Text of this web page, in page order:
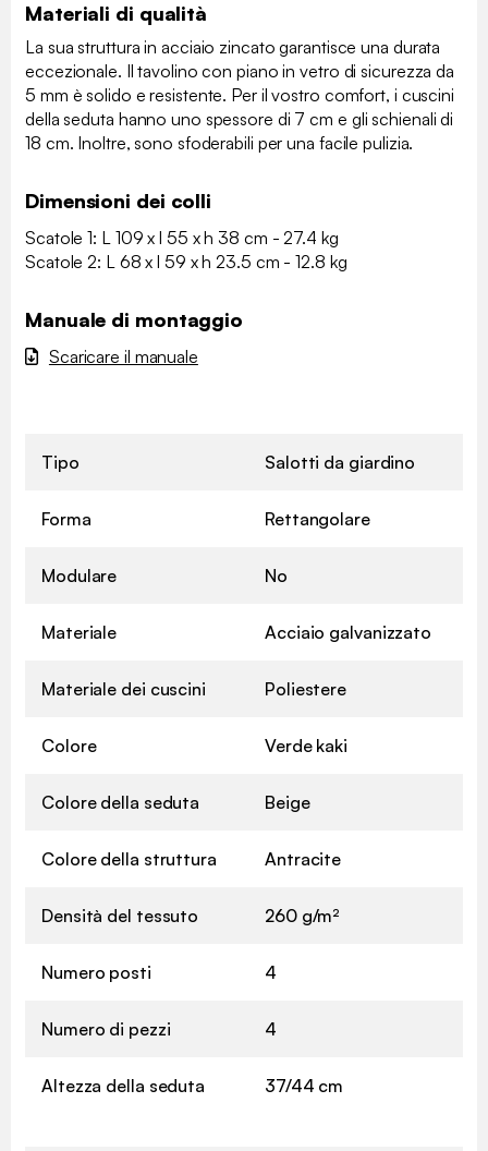
Materiali di qualità
La sua struttura in acciaio zincato garantisce una durata
eccezionale. Il tavolino con piano in vetro di sicurezza da
5 mm è solido e resistente. Per il vostro comfort, i cuscini
della seduta hanno uno spessore di 7 cm e gli schienali di
18 cm. Inoltre, sono sfoderabili per una facile pulizia.
Dimensioni dei colli
Scatole 1: L 109 x l 55 x h 38 cm - 27.4 kg
Scatole 2: L 68 x l 59 x h 23.5 cm - 12.8 kg
Manuale di montaggio
Scaricare il manuale
Tipo Salotti da giardino
Forma Rettangolare
Modulare No
Materiale Acciaio galvanizzato
Materiale dei cuscini Poliestere
Colore Verde kaki
Colore della seduta Beige
Colore della struttura Antracite
Densità del tessuto 260 g/m²
Numero posti 4
Numero di pezzi 4
Altezza della seduta 37/44 cm